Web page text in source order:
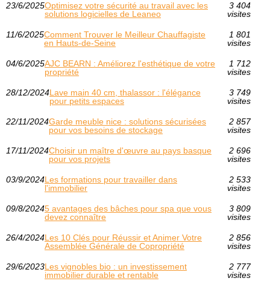
23/6/2025Optimisez votre sécurité au travail avec les
solutions logicielles de Leaneo
3 404
visites
11/6/2025Comment Trouver le Meilleur Chauffagiste
en Hauts-de-Seine
1 801
visites
04/6/2025AJC BEARN : Améliorez l'esthétique de votre
propriété
1 712
visites
28/12/2024Lave main 40 cm, thalassor : l'élégance
pour petits espaces
3 749
visites
22/11/2024Garde meuble nice : solutions sécurisées
pour vos besoins de stockage
2 857
visites
17/11/2024Choisir un maître d'œuvre au pays basque
pour vos projets
2 696
visites
03/9/2024Les formations pour travailler dans
l'immobilier
2 533
visites
09/8/20245 avantages des bâches pour spa que vous
devez connaître
3 809
visites
26/4/2024Les 10 Clés pour Réussir et Animer Votre
Assemblée Générale de Copropriété
2 856
visites
29/6/2023Les vignobles bio : un investissement
immobilier durable et rentable
2 777
visites